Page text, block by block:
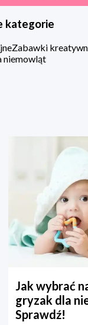
kategorie
Zabawki
niemowląt
Jak wybrać
gryzak dla
Sprawdź!